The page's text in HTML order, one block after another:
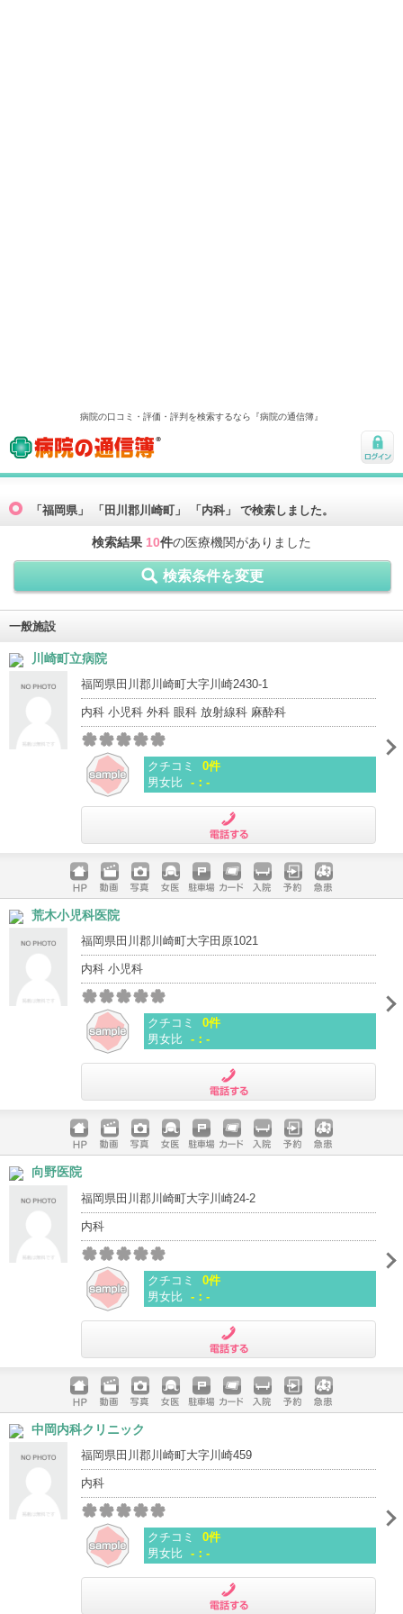
病院の口コミ・評価・評判を検索するなら『病院の通信簿』
病院の通信簿
ログ
「福岡県」 「田川郡川崎町」 「内科」 で検索しました。
検索結果 10件の医療機関がありました
検索条件を変更
一般施設
川崎町立病院
福岡県田川郡川崎町大字川崎2430-1
内科 小児科 外科 眼科 放射線科 麻酔科
クチコミ
0件
男女比 -：-
ホームペ
ージ
動画 写真 女医 駐車場
クレジッ
入院 予約 急患
荒木小児科医院
福岡県田川郡川崎町大字田原1021
内科 小児科
クチコミ
0件
男女比 -：-
ホームペ
ージ
動画 写真 女医 駐車場
クレジッ
入院 予約 急患
向野医院
福岡県田川郡川崎町大字川崎24-2
内科
クチコミ
0件
男女比 -：-
ホームペ
ージ
動画 写真 女医 駐車場
クレジッ
入院 予約 急患
中岡内科クリニック
福岡県田川郡川崎町大字川崎459
内科
クチコミ
0件
男女比 -：-